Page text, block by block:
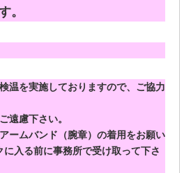
。
温を実施しておりますので、ご協力
遠慮下さい。
ームバンド（腕章）の着用をお願い
入る前に事務所で受け取って下さ